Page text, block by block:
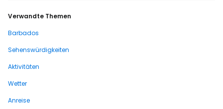
Verwandte Themen
Barbados
Sehenswürdigkeiten
Aktivitäten
Wetter
Anreise